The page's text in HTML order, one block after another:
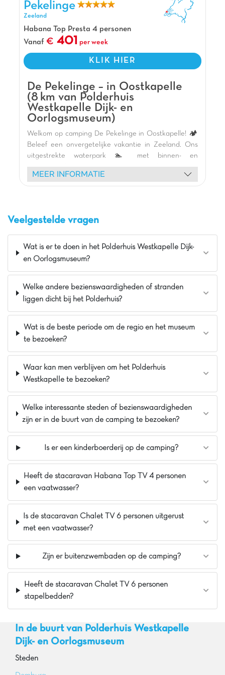
Pekelinge
Zeeland
Habana Top Presta 4 personen
Vanaf
401 per week
KLIK HIER
De Pekelinge – in Oostkapelle
(8 km van Polderhuis
Westkapelle Dijk- en
Oorlogsmuseum)
Welkom op camping De Pekelinge in Oostkapelle! 🏕️
Beleef een onvergetelijke vakantie in Zeeland. Ons
uitgestrekte waterpark 🏊 met binnen- en
buitenzwembaden, spannende glijbanen en
Aquaplay-ruimte garandeert urenlang plezier voor
het hele gezin. Kinderen zullen dol zijn op onze vele
stacaravans of comfortabele lodges, of op onze ruime
verwelkomt u voor heerlijke maaltijden. Geniet ook
van diverse animatie en sportactiviteiten zoals tennis
strandhuisjes van Vlissingen 🏖️, de jachthaven en de
indrukwekkende Oosterscheldekering. Camping De
Pekelinge, de ideale plek voor memorabele
herinneringen! 🌞
De mening van Jasmijn
Een pareltje op slechts 3 km van de zee.
Geniet van een actieve vakantie met activiteiten
op en buiten het park. Ga fietsen, wandelen,
klimmen, zwemmen, spetteren en glijden. Fans
vervelen!
Pluspunten
Op slechts 3 km van het strand
Animatie tijdens aangegeven periodes inbegrepen
MEER INFORMATIE
Veelgestelde vragen
Wat is er te doen in het Polderhuis Westkapelle Dijk-
en Oorlogsmuseum?
Welke andere bezienswaardigheden of stranden
liggen dicht bij het Polderhuis?
Wat is de beste periode om de regio en het museum
te bezoeken?
Waar kan men verblijven om het Polderhuis
Westkapelle te bezoeken?
Welke interessante steden of bezienswaardigheden
zijn er in de buurt van de camping te bezoeken?
Is er een kinderboerderij op de camping?
Heeft de stacaravan Habana Top TV 4 personen
een vaatwasser?
Is de stacaravan Chalet TV 6 personen uitgerust
met een vaatwasser?
Zijn er buitenzwembaden op de camping?
Heeft de stacaravan Chalet TV 6 personen
stapelbedden?
In de buurt van Polderhuis Westkapelle
Dijk- en Oorlogsmuseum
Steden